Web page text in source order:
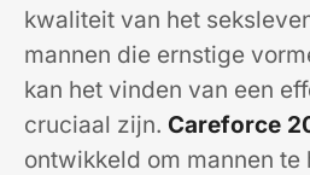
kwaliteit van het
mannen die ernstige
kan het vinden van een
cruciaal zijn. Careforce
ontwikkeld om mannen te